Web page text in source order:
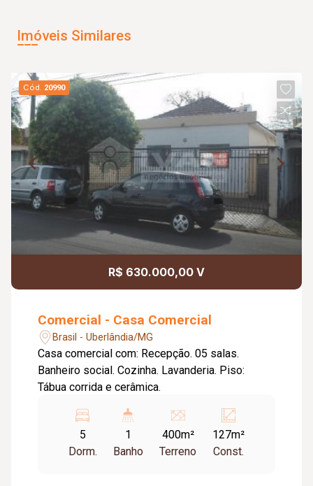
Imóveis Similares
Cód. 20990
R$ 630.000,00 V
Comercial - Casa Comercial
Brasil - Uberlândia/MG
Casa comercial com: Recepção. 05 salas.
Banheiro social. Cozinha. Lavanderia. Piso:
Tábua corrida e cerâmica.
5
Dorm.
1
Banho
400m²
Terreno
127m²
Const.